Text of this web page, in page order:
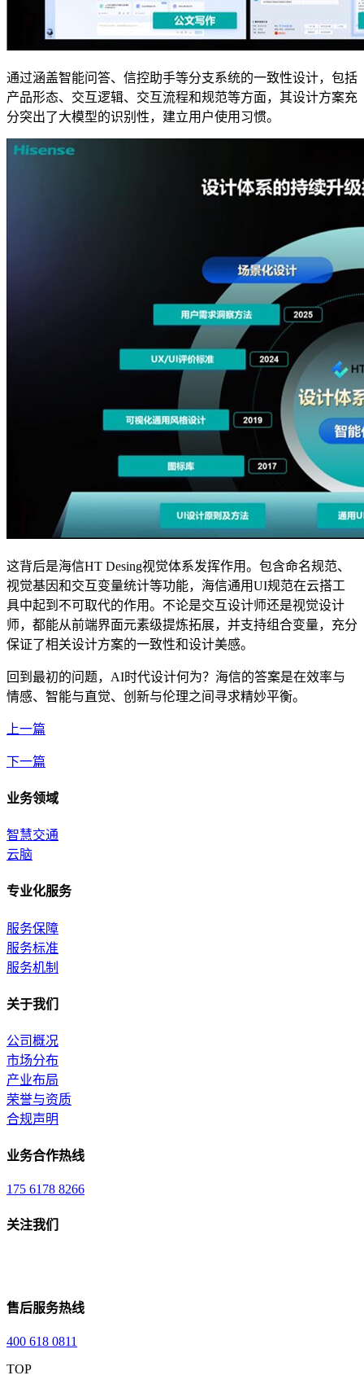
通过涵盖智能问答、信控助手等分支系统的一致性设计，包括
产品形态、交互逻辑、交互流程和规范等方面，其设计方案充
分突出了大模型的识别性，建立用户使用习惯。
这背后是海信HT Desing视觉体系发挥作用。包含命名规范、
视觉基因和交互变量统计等功能，海信通用UI规范在云搭工
具中起到不可取代的作用。不论是交互设计师还是视觉设计
师，都能从前端界面元素级提炼拓展，并支持组合变量，充分
保证了相关设计方案的一致性和设计美感。
回到最初的问题，AI时代设计何为？海信的答案是在效率与
情感、智能与直觉、创新与伦理之间寻求精妙平衡。
上一篇
下一篇
业务领域
智慧交通
云脑
专业化服务
服务保障
服务标准
服务机制
关于我们
公司概况
市场分布
产业布局
荣誉与资质
合规声明
业务合作热线
175 6178 8266
关注我们
售后服务热线
400 618 0811
TOP